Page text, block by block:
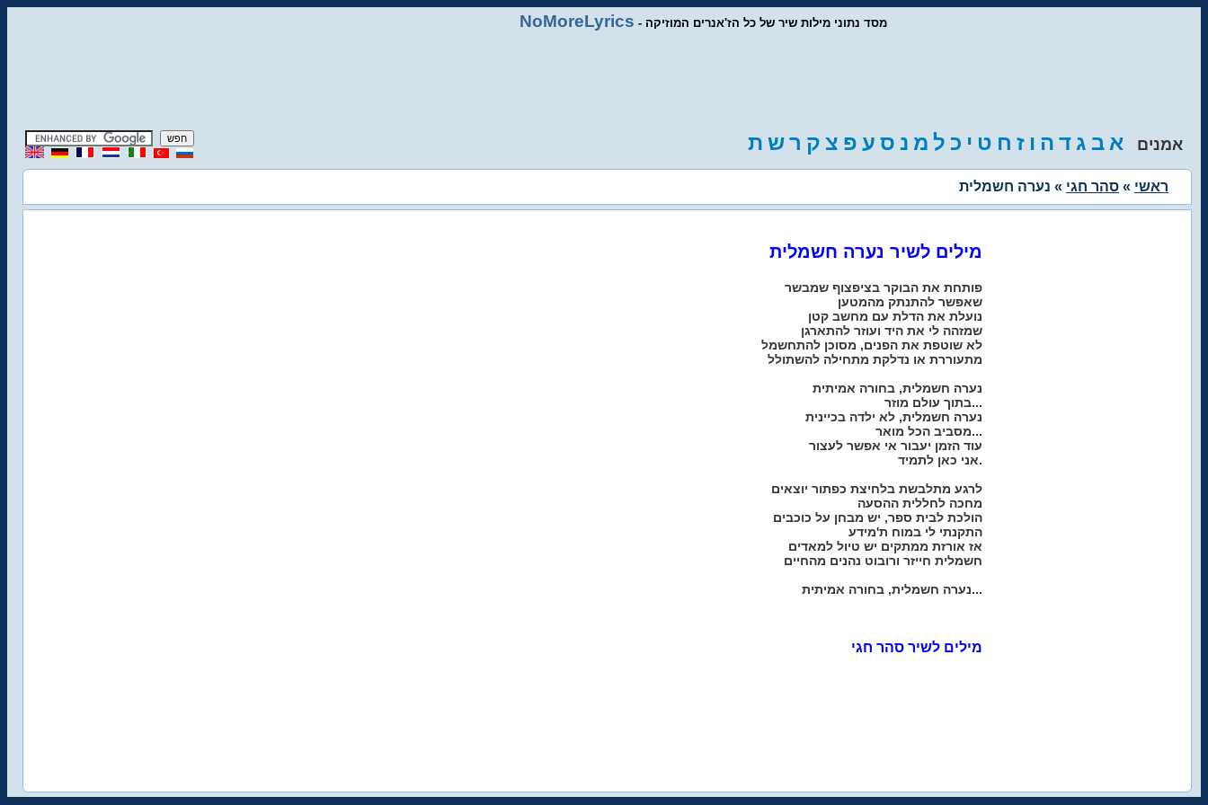
NoMoreLyrics - מסד נתוני מילות שיר של כל הז'אנרים המוזיקה
אמנים א ב ג ד ה ו ז ח ט י כ ל מ נ ס ע פ צ ק רש ת
ראשי » סהר חגי » נערה חשמלית
מילים לשיר נערה חשמלית
פותחת את הבוקר בציפצוף שמבשר
שאפשר להתנתק מהמטען
נועלת את הדלת עם מחשב קטן
שמזהה לי את היד ועוזר להתארגן
לא שוטפת את הפנים, מסוכן להתחשמל
מתעוררת או נדלקת מתחילה להשתולל
נערה חשמלית, בחורה אמיתית
בתוך עולם מוזר...
נערה חשמלית, לא ילדה בכיינית
מסביב הכל מואר...
עוד הזמן יעבור אי אפשר לעצור
אני כאן לתמיד.
לרגע מתלבשת בלחיצת כפתור יוצאים
מחכה לחללית ההסעה
הולכת לבית ספר, יש מבחן על כוכבים
התקנתי לי במוח ת'מידע
אז אורזת ממתקים יש טיול למאדים
חשמלית חייזר ורובוט נהנים מהחיים
נערה חשמלית, בחורה אמיתית...
מילים לשיר סהר חגי